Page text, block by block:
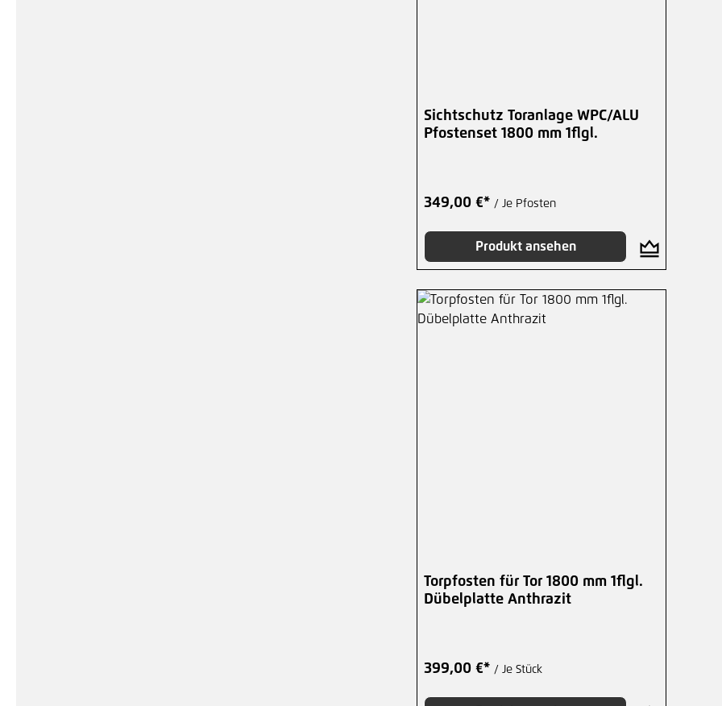
Sichtschutz Toranlage WPC/ALU
Pfostenset 1800 mm 1flgl.
349,00 €* / Je Pfosten
Produkt ansehen
Torpfosten für Tor 1800 mm 1flgl.
Dübelplatte Anthrazit
399,00 €* / Je Stück